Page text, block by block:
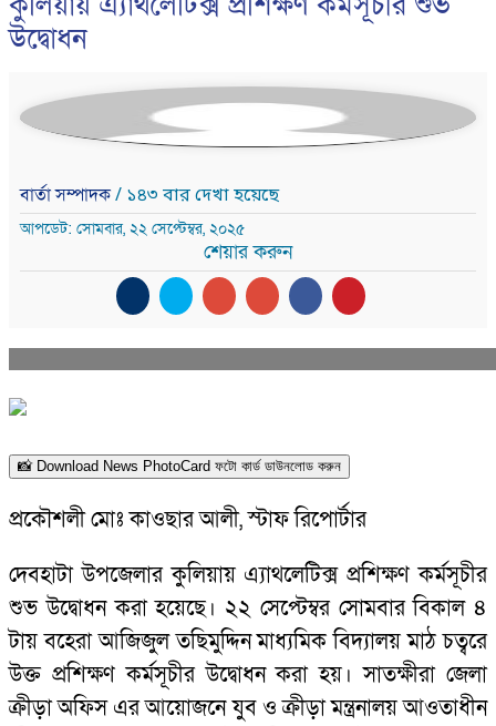
উদ্বোধন
বার্তা সম্পাদক/ ১৪৩ বার দেখা হয়েছে
আপডেট: সোমবার, ২২ সেপ্টেম্বর, ২০২৫
শেয়ার করুন
📸 Download News PhotoCard ফটো কার্ড ডাউনলোড করুন
প্রকৌশলী মোঃ কাওছার আলী, স্টাফ রিপোর্টার
দেবহাটা উপজেলার কুলিয়ায় এ্যাথলেটিক্স প্রশিক্ষণ কর্মসূচীর
শুভ উদ্বোধন করা হয়েছে। ২২ সেপ্টেম্বর সোমবার বিকাল ৪
টায় বহেরা আজিজুল তছিমুদ্দিন মাধ্যমিক বিদ্যালয় মাঠ চত্বরে
উক্ত প্রশিক্ষণ কর্মসূচীর উদ্বোধন করা হয়। সাতক্ষীরা জেলা
ক্রীড়া অফিস এর আয়োজনে যুব ও ক্রীড়া মন্ত্রনালয় আওতাধীন